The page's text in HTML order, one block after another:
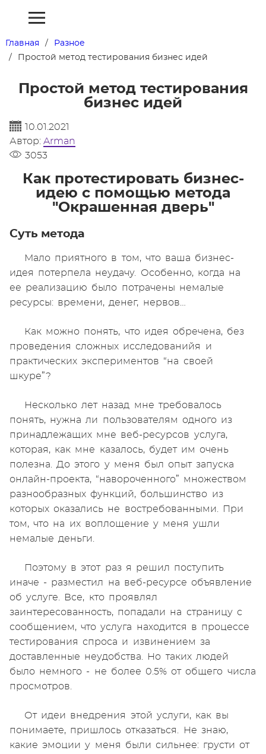
Главная
Разное
Простой метод тестирования бизнес идей
Простой метод тестирования
бизнес идей
10.01.2021
Автор: Arman
3053
Как протестировать бизнес-
идею с помощью метода
"Окрашенная дверь"
Суть метода
Мало приятного в том, что ваша бизнес-
идея потерпела неудачу. Особенно, когда на
ее реализацию было потрачены немалые
ресурсы: времени, денег, нервов…
Как можно понять, что идея обречена, без
проведения сложных исследованийя и
практических экспериментов “на своей
шкуре”?
Несколько лет назад мне требовалось
понять, нужна ли пользователям одного из
принадлежащих мне веб-ресурсов услуга,
которая, как мне казалось, будет им очень
полезна. До этого у меня был опыт запуска
онлайн-проекта, “навороченного” множеством
разнообразных функций, большинство из
которых оказались не востребованными. При
том, что на их воплощение у меня ушли
немалые деньги.
Поэтому в этот раз я решил поступить
иначе - разместил на веб-ресурсе объявление
об услуге. Все, кто проявлял
заинтересованность, попадали на страницу с
сообщением, что услуга находится в процессе
тестирования спроса и извинением за
доставленные неудобства. Но таких людей
было немного - не более 0.5% от общего числа
просмотров.
От идеи внедрения этой услуги, как вы
понимаете, пришлось отказаться. Не знаю,
какие эмоции у меня были сильнее: грусти от